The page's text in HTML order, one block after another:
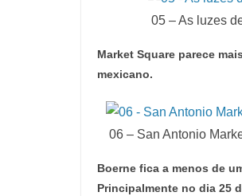
05 – As luzes
Market Square parece
mexicano.
06 – San Antonio
Boerne fica a menos de
Principalmente no dia 25